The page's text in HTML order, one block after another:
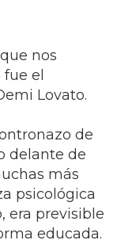
nos
el
Lovato.
de
delante de
más
psicológica
era previsible
educada.